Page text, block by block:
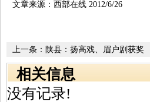
文章来源：西部在线 2012/6/26
上一条： 陕县：扬高戏、眉户剧获奖
相关信息
没有记录!